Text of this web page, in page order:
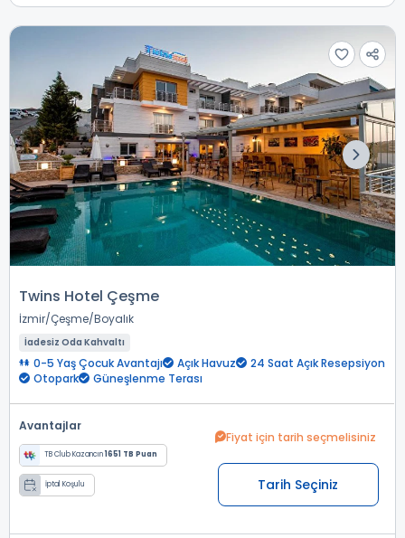
Twins Hotel Çeşme
İzmir Çeşme Boyalık
İadesiz Oda Kahvaltı
0-5 Yaş Çocuk Avantajı Açık Havuz
24 Saat Açık Resepsiyon
Otopark
Güneşlenme Terası
Avantajlar
TB Club Kazancın1651 TB Puan
İptal Koşulu
Fiyat için tarih seçmelisiniz
Tarih Seçiniz